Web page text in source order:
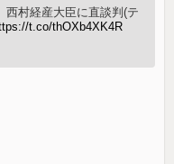
西村経産大臣に直談判(テ
t.co/thOXb4XK4R